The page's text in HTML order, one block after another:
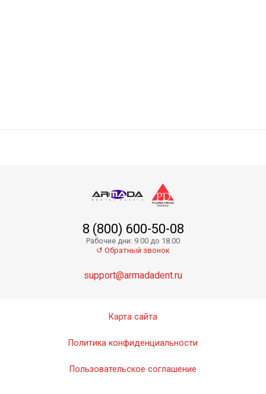
Presigum Putty Normal - базовый слой
8 (800) 600-50-08
Рабочие дни: 9.00 до 18.00
↺ Обратный звонок
support@armadadent.ru
Карта сайта
Политика конфиденциальности
Пользовательское соглашение